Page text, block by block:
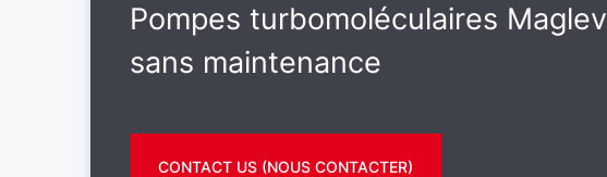
Pompes turbomoléculaires Maglev
sans maintenance
CONTACT US (NOUS CONTACTER)